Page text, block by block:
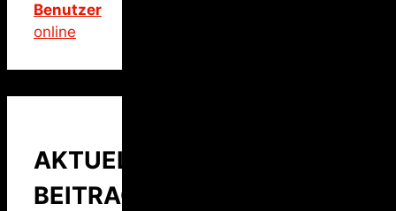
Benutzer
online
AKTUELLER
BEITRAG